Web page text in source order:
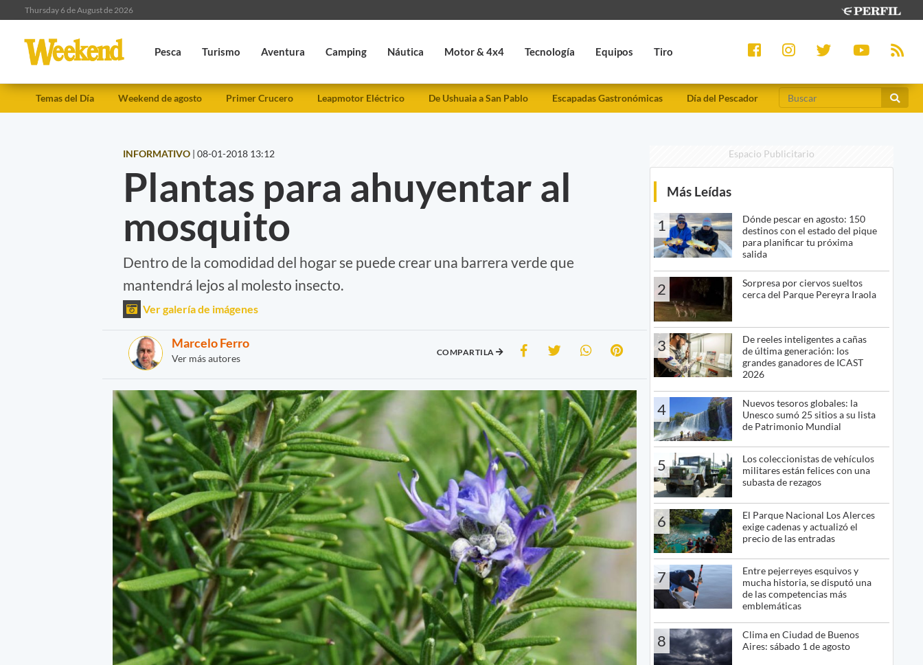
Thursday 6 de August de 2026
Pesca Turismo Aventura Camping Náutica Motor & 4x4 Tecnología Equipos Tiro
Temas del Día Weekend de agosto Primer Crucero Leapmotor Eléctrico De Ushuaia a San Pablo Escapadas Gastronómicas Día del Pescador
INFORMATIVO | 08-01-2018 13:12
Plantas para ahuyentar al
mosquito
Dentro de la comodidad del hogar se puede crear una barrera verde que
mantendrá lejos al molesto insecto.
Ver galería de imágenes
Marcelo Ferro
Ver más autores
COMPARTILA
Espacio Publicitario
Más Leídas
1
Dónde pescar en agosto: 150
destinos con el estado del pique
para planificar tu próxima
salida
2
Sorpresa por ciervos sueltos
cerca del Parque Pereyra Iraola
3
De reeles inteligentes a cañas
de última generación: los
grandes ganadores de ICAST
2026
4
Nuevos tesoros globales: la
Unesco sumó 25 sitios a su lista
de Patrimonio Mundial
5
Los coleccionistas de vehículos
militares están felices con una
subasta de rezagos
6
El Parque Nacional Los Alerces
exige cadenas y actualizó el
precio de las entradas
7
Entre pejerreyes esquivos y
mucha historia, se disputó una
de las competencias más
emblemáticas
8
Clima en Ciudad de Buenos
Aires: sábado 1 de agosto